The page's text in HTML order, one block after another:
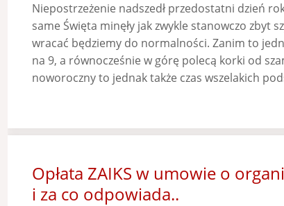
Niepostrzeżenie nadszedł przedostatni dzień
same Święta minęły jak zwykle stanowczo zbyt
wracać będziemy do normalności. Zanim to
na 9, a równocześnie w górę polecą korki od
noworoczny to jednak także czas wszelakich
Opłata ZAIKS w umowie o
i za co odpowiada..